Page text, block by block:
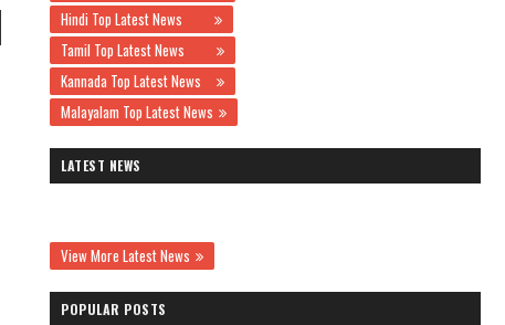
Hindi Top Latest News
Tamil Top Latest News
Kannada Top Latest News
Malayalam Top Latest News
LATEST NEWS
View More Latest News
POPULAR POSTS